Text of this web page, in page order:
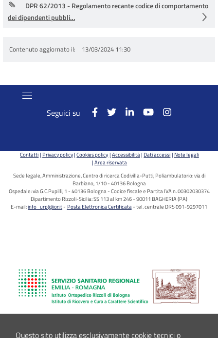
DPR 62/2013 - Regolamento recante codice di comportamento
dei dipendenti pubbli…
Contenuto aggiornato il 13/03/2024 11:30
Seguici su
Contatti Privacy policy Cookies policy Accessibilità Dati accessi Note legali
Area riservata
Sede legale, Amministrazione, Centro di ricerca Codivilla-Putti, Poliambulatorio: via di
Barbiano, 1/10 - 40136 Bologna
Ospedale: via G.C.Pupilli, 1 - 40136 Bologna - Codice fiscale e Partita IVA n. 00302030374
Dipartimento Rizzoli-Sicilia: SS 113 al km 246 - 90011 BAGHERIA (PA)
E-mail:info_urp@ior.it Posta Elettronica Certificata tel. centrale DRS 091-9297011
Questo sito utilizza esclusivamente cookie tecnici o